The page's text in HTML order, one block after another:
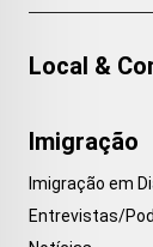
Local &
Imigração
Imigração em
Entrevistas/